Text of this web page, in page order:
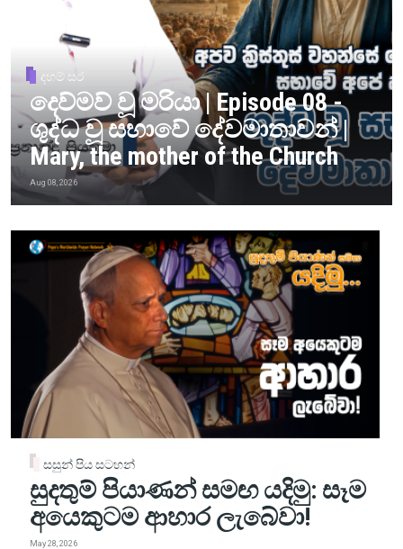
දහම් සර
දෙව්මව් වූ මරියා | Episode 08 -
ශුද්ධ වූ සභාවේ දේවමාතාවන් |
Mary, the mother of the Church
Aug 08, 2026
සසුන් පිය සටහන්
සුදතුම් පියාණන් සමඟ යදිමු: සෑම
අයෙකුටම ආහාර ලැබේවා!
May 28, 2026